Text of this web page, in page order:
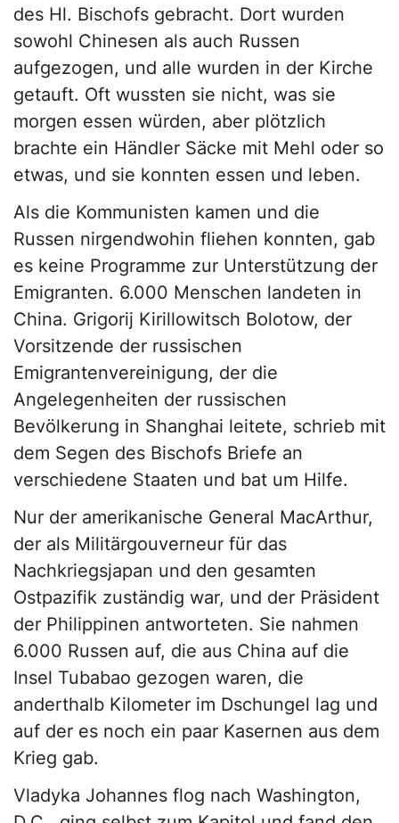
des Hl. Bischofs gebracht. Dort wurden
sowohl Chinesen als auch Russen
aufgezogen, und alle wurden in der Kirche
getauft. Oft wussten sie nicht, was sie
morgen essen würden, aber plötzlich
brachte ein Händler Säcke mit Mehl oder so
etwas, und sie konnten essen und leben.
Als die Kommunisten kamen und die
Russen nirgendwohin fliehen konnten, gab
es keine Programme zur Unterstützung der
Emigranten. 6.000 Menschen landeten in
China. Grigorij Kirillowitsch Bolotow, der
Vorsitzende der russischen
Emigrantenvereinigung, der die
Angelegenheiten der russischen
Bevölkerung in Shanghai leitete, schrieb mit
dem Segen des Bischofs Briefe an
verschiedene Staaten und bat um Hilfe.
Nur der amerikanische General MacArthur,
der als Militärgouverneur für das
Nachkriegsjapan und den gesamten
Ostpazifik zuständig war, und der Präsident
der Philippinen antworteten. Sie nahmen
6.000 Russen auf, die aus China auf die
Insel Tubabao gezogen waren, die
anderthalb Kilometer im Dschungel lag und
auf der es noch ein paar Kasernen aus dem
Krieg gab.
Vladyka Johannes flog nach Washington,